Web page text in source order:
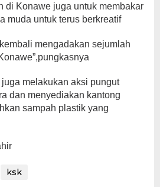
di Konawe juga untuk membakar
muda untuk terus berkreatif
mengadakan sejumlah
melakukan aksi pungut
dan menyediakan kantong
sampah plastik yang
ksk